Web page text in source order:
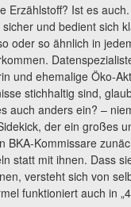
Erzählstoff? Ist es
und bedient sich
oder so ähnlich in
und ehemalige Öko-
stichhaltig sind,
auch anders ein? –
der ein großes
BKA-Kommissare
statt mit ihnen. Dass
versteht sich von
funktioniert auch in